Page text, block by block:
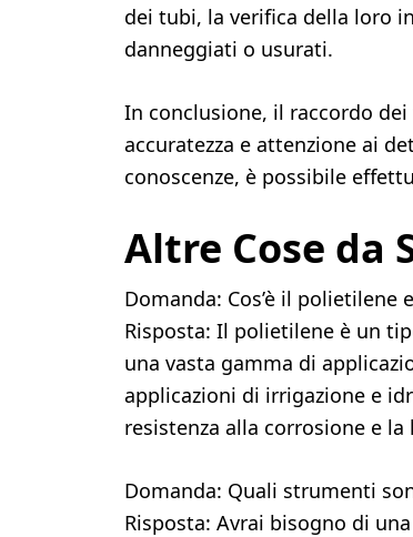
dei tubi, la verifica della loro
danneggiati o usurati.
In conclusione, il raccordo
accuratezza e attenzione ai
conoscenze, è possibile
Altre Cose da
Domanda: Cos’è il
Risposta: Il polietilene è un
una vasta gamma di
applicazioni di irrigazione e
resistenza alla corrosione e
Domanda: Quali strumenti
Risposta: Avrai bisogno di